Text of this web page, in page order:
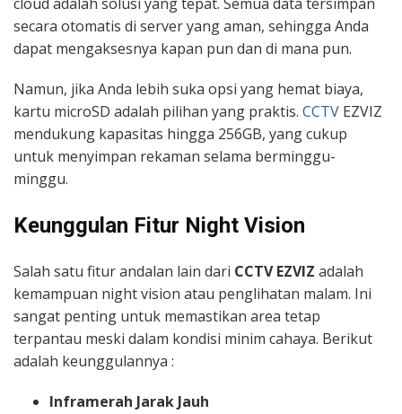
secara otomatis di server yang aman, sehingga Anda
dapat mengaksesnya kapan pun dan di mana pun.
Namun, jika Anda lebih suka opsi yang hemat biaya,
kartu microSD adalah pilihan yang praktis. CCTV EZVIZ
mendukung kapasitas hingga 256GB, yang cukup
untuk menyimpan rekaman selama berminggu-
minggu.
Keunggulan Fitur Night Vision
Salah satu fitur andalan lain dari CCTV EZVIZ adalah
kemampuan night vision atau penglihatan malam. Ini
sangat penting untuk memastikan area tetap
terpantau meski dalam kondisi minim cahaya. Berikut
adalah keunggulannya :
Inframerah Jarak Jauh